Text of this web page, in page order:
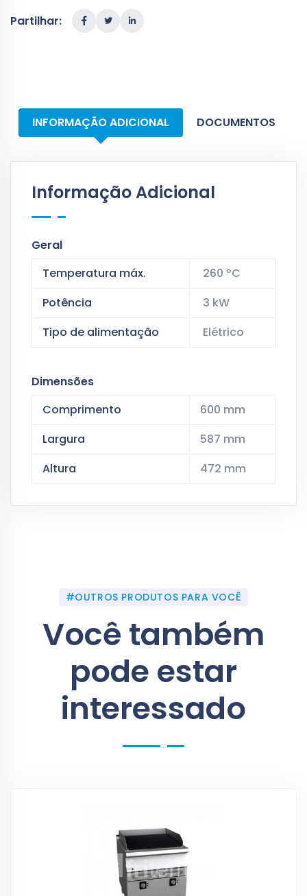
Partilhar:
INFORMAÇÃO ADICIONAL DOCUMENTOS
Informação Adicional
Geral
Temperatura máx.
260 ºC
Potência
3 kW
Tipo de alimentação
Elétrico
Dimensões
Comprimento
600 mm
Largura
587 mm
Altura
472 mm
#OUTROS PRODUTOS PARA VOCÊ
Você também
pode estar
interessado